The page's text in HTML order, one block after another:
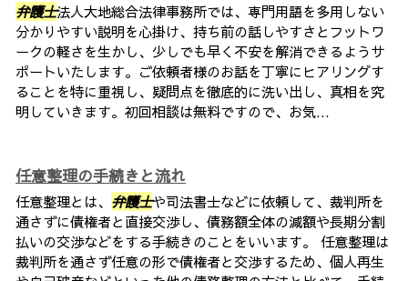
弁護士法人大地総合法律事務所では、専門用語を多用しない
分かりやすい説明を心掛け、持ち前の話しやすさとフットワ
ークの軽さを生かし、少しでも早く不安を解消できるようサ
ポートいたします。ご依頼者様のお話を丁寧にヒアリングす
ることを特に重視し、疑問点を徹底的に洗い出し、真相を究
明していきます。初回相談は無料ですので、お気...
任意整理の手続きと流れ
任意整理とは、 弁護士や司法書士などに依頼して、裁判所を
通さずに債権者と直接交渉し、債務額全体の減額や長期分割
払いの交渉などをする手続きのことをいいます。 任意整理は
裁判所を通さず任意の形で債権者と交渉するため、個人再生